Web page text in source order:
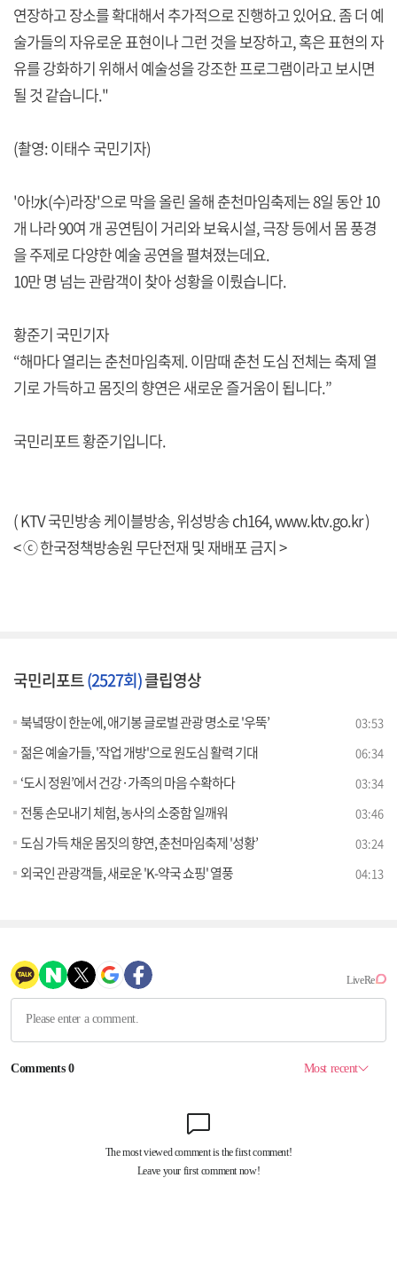
연장하고 장소를 확대해서 추가적으로 진행하고 있어요. 좀 더 예
술가들의 자유로운 표현이나 그런 것을 보장하고, 혹은 표현의 자
유를 강화하기 위해서 예술성을 강조한 프로그램이라고 보시면
될 것 같습니다."
(촬영: 이태수 국민기자)
'아!水(수)라장'으로 막을 올린 올해 춘천마임축제는 8일 동안 10
개 나라 90여 개 공연팀이 거리와 보육시설, 극장 등에서 몸 풍경
을 주제로 다양한 예술 공연을 펼쳐졌는데요.
10만 명 넘는 관람객이 찾아 성황을 이뤘습니다.
황준기 국민기자
“해마다 열리는 춘천마임축제. 이맘때 춘천 도심 전체는 축제 열
기로 가득하고 몸짓의 향연은 새로운 즐거움이 됩니다.”
국민리포트 황준기입니다.
( KTV 국민방송 케이블방송, 위성방송 ch164,www.ktv.go.kr)
< ⓒ 한국정책방송원 무단전재 및 재배포 금지 >
국민리포트(2527회)클립영상
북녘땅이 한눈에, 애기봉 글로벌 관광 명소로 '우뚝’ 03:53
젊은 예술가들, '작업 개방'으로 원도심 활력 기대 06:34
‘도시 정원’에서 건강·가족의 마음 수확하다 03:34
전통 손모내기 체험, 농사의 소중함 일깨워 03:46
도심 가득 채운 몸짓의 향연, 춘천마임축제 '성황’ 03:24
외국인 관광객들, 새로운 'K-약국 쇼핑' 열풍 04:13